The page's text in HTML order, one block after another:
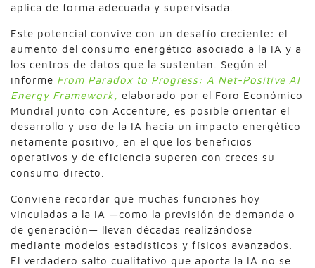
aplica de forma adecuada y supervisada.
Este potencial convive con un desafío creciente: el
aumento del consumo energético asociado a la IA y a
los centros de datos que la sustentan. Según el
informe From Paradox to Progress: A Net-Positive AI
Energy Framework, elaborado por el Foro Económico
Mundial junto con Accenture, es posible orientar el
desarrollo y uso de la IA hacia un impacto energético
netamente positivo, en el que los beneficios
operativos y de eficiencia superen con creces su
consumo directo.
Conviene recordar que muchas funciones hoy
vinculadas a la IA —como la previsión de demanda o
de generación— llevan décadas realizándose
mediante modelos estadísticos y físicos avanzados.
El verdadero salto cualitativo que aporta la IA no se